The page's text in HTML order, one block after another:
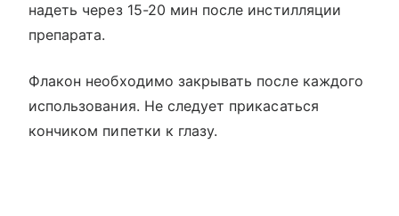
надеть через 15-20 мин после инстилляции
препарата.
Флакон необходимо закрывать после каждого
использования. Не следует прикасаться
кончиком пипетки к глазу.